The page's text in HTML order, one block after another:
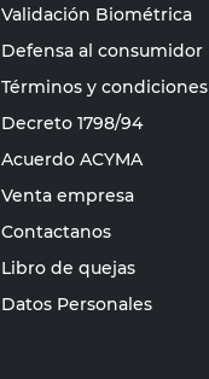
Validación Biométrica
Defensa al consumidor
Términos y condiciones
Decreto 1798/94
Acuerdo ACYMA
Venta empresa
Contactanos
Libro de quejas
Datos Personales